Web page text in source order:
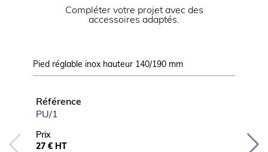
Compléter votre projet avec des
accessoires adaptés.
Pied réglable inox hauteur 140/190 mm
Référence
PU/1
Prix
27 € HT
Prix
89 €